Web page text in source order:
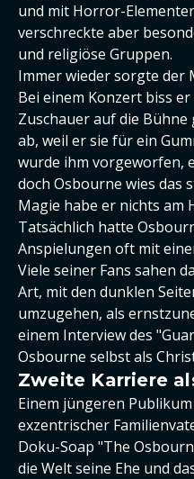
und mit Horror-
verschreckte aber
und religiöse Gruppen.
Immer wieder sorgte der
Bei einem Konzert biss
Zuschauer auf die
ab, weil er sie für ein
wurde ihm vorgeworfen,
doch Osbourne wies das
Magie habe er nichts am
Tatsächlich hatte
Anspielungen oft mit
Viele seiner Fans sahen
Art, mit den dunklen
umzugehen, als
einem Interview des
Osbourne selbst als
Zweite Karriere
Einem jüngeren
exzentrischer
Doku-Soap "The
die Welt seine Ehe und